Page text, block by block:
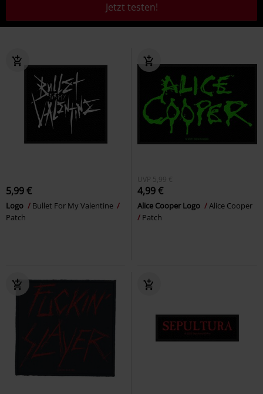
Jetzt testen!
5,99 €
Logo
Bullet For My Valentine
Patch
UVP 5,99 €
4,99 €
Alice Cooper Logo
Alice Cooper
Patch